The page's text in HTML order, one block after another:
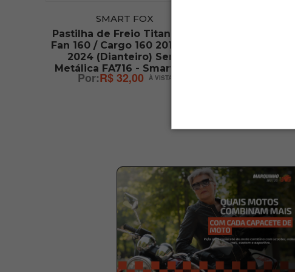
SMART FOX
Pastilha de Freio Titan 160 /
Fan 160 / Cargo 160 2018 até
2024 (Dianteiro) Semi
Metálica FA716 - Smart Fox
R$ 32,00